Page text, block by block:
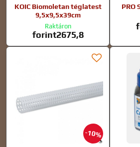
KOIC Biomoletan téglatest
9,5x9,5x39cm
Raktáron
forint2675,8
PRO
10%